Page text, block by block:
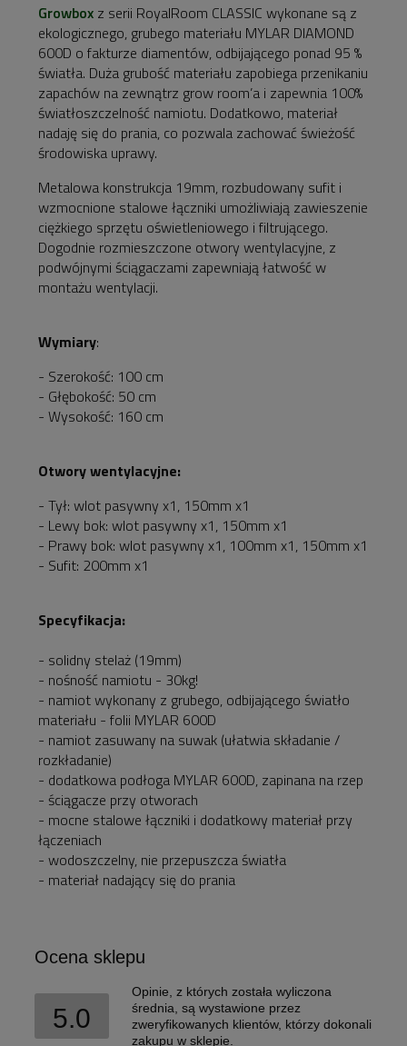
Growbox z serii RoyalRoom CLASSIC wykonane są z
ekologicznego, grubego materiału MYLAR DIAMOND
600D o fakturze diamentów, odbijającego ponad 95 %
światła. Duża grubość materiału zapobiega przenikaniu
zapachów na zewnątrz grow room’a i zapewnia 100%
światłoszczelność namiotu. Dodatkowo, materiał
nadaję się do prania, co pozwala zachować świeżość
środowiska uprawy.
Metalowa konstrukcja 19mm, rozbudowany sufit i
wzmocnione stalowe łączniki umożliwiają zawieszenie
ciężkiego sprzętu oświetleniowego i filtrującego.
Dogodnie rozmieszczone otwory wentylacyjne, z
podwójnymi ściągaczami zapewniają łatwość w
montażu wentylacji.
Wymiary:
- Szerokość: 100 cm
- Głębokość: 50 cm
- Wysokość: 160 cm
Otwory wentylacyjne:
- Tył: wlot pasywny x1, 150mm x1
- Lewy bok: wlot pasywny x1, 150mm x1
- Prawy bok: wlot pasywny x1, 100mm x1, 150mm x1
- Sufit: 200mm x1
Specyfikacja:
- solidny stelaż (19mm)
- nośność namiotu - 30kg!
- namiot wykonany z grubego, odbijającego światło
materiału - folii MYLAR 600D
- namiot zasuwany na suwak (ułatwia składanie /
rozkładanie)
- dodatkowa podłoga MYLAR 600D, zapinana na rzep
- ściągacze przy otworach
- mocne stalowe łączniki i dodatkowy materiał przy
łączeniach
- wodoszczelny, nie przepuszcza światła
- materiał nadający się do prania
Ocena sklepu
5.0
Opinie, z których została wyliczona
średnia, są wystawione przez
zweryfikowanych klientów, którzy dokonali
zakupu w sklepie.